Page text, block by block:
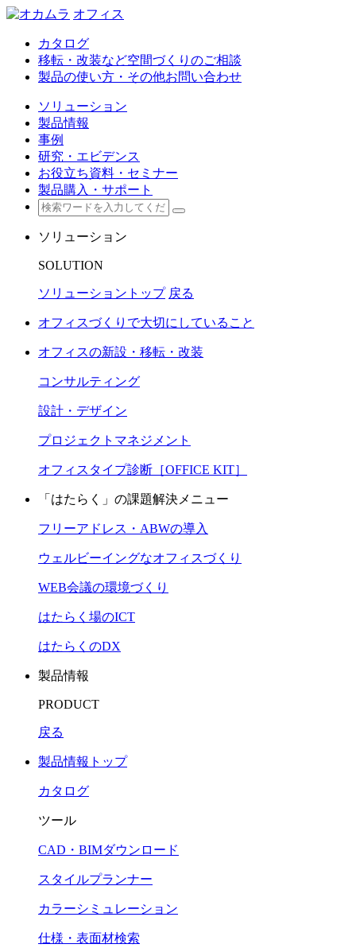
オフィス
カタログ
移転・改装など空間づくりのご相談
製品の使い方・その他お問い合わせ
ソリューション
製品情報
事例
研究・エビデンス
お役立ち資料・セミナー
製品購入・サポート
ソリューション
SOLUTION
ソリューショントップ 戻る
オフィスづくりで大切にしていること
オフィスの新設・移転・改装
コンサルティング
設計・デザイン
プロジェクトマネジメント
オフィスタイプ診断［OFFICE KIT］
「はたらく」の課題解決メニュー
フリーアドレス・ABWの導入
ウェルビーイングなオフィスづくり
WEB会議の環境づくり
はたらく場のICT
はたらくのDX
製品情報
PRODUCT
戻る
製品情報トップ
カタログ
ツール
CAD・BIMダウンロード
スタイルプランナー
カラーシミュレーション
仕様・表面材検索